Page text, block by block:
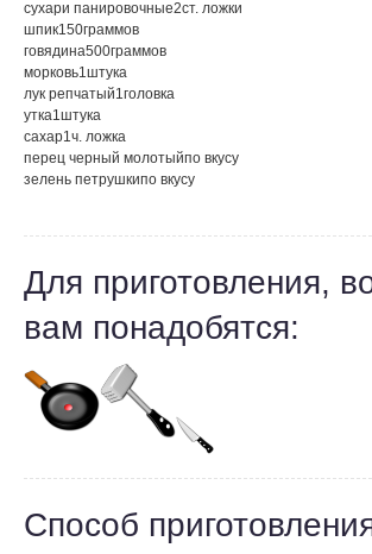
сухари панировочные2ст. ложки
шпик150граммов
говядина500граммов
морковь1штука
лук репчатый1головка
утка1штука
сахар1ч. ложка
перец черный молотыйпо вкусу
зелень петрушкипо вкусу
Для приготовления,
вам понадобятся:
Способ